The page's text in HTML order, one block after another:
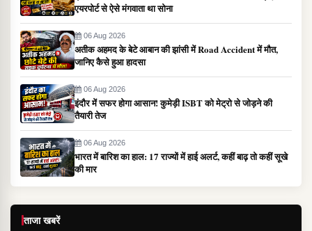
एयरपोर्ट से ऐसे मंगवाता था सोना
06 Aug 2026
अतीक अहमद के बेटे आबान की झांसी में Road Accident में मौत,
जानिए कैसे हुआ हादसा
06 Aug 2026
इंदौर में सफर होगा आसान! कुमेड़ी ISBT को मेट्रो से जोड़ने की
तैयारी तेज
06 Aug 2026
भारत में बारिश का हाल: 17 राज्यों में हाई अलर्ट, कहीं बाढ़ तो कहीं सूखे
की मार
ताजा खबरें